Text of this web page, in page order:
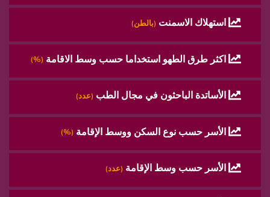
استهلاك الاسمنت (بالطن)
اكثر طرق الطهو استخداما حسب وسط الاقامة (%)
الأساتدة الباحثون في مجال الطب (عدد)
الأسر حسب نوع السكن ووسط الإقامة (%)
الأسر حسب وسط الإقامة (عدد)